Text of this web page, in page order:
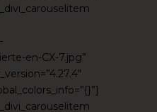
en-CX-7.jpg”